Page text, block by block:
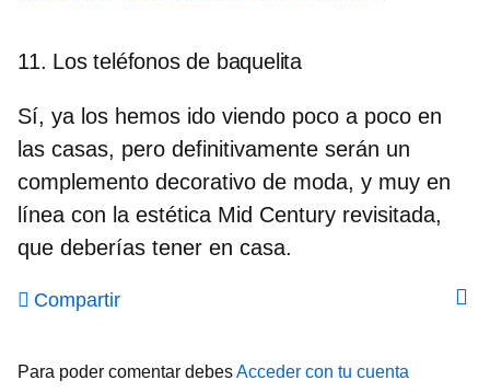
11. Los teléfonos de baquelita
Sí, ya los hemos ido viendo poco a poco en
las casas, pero definitivamente serán un
complemento decorativo de moda, y muy en
línea con la estética Mid Century revisitada,
que deberías tener en casa.
Compartir
Para poder comentar debesAcceder con tu cuenta